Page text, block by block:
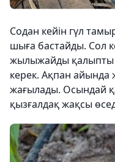
Содан кейін гүл
шыға бастайды. Сол
жылыжайды қалыпты
керек. Ақпан
жағылады. Осындай
қызғалдақ жақсы